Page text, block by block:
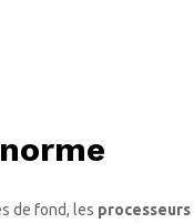
de fond, les